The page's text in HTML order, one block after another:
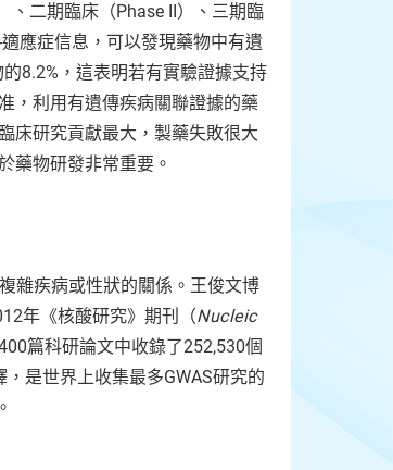
、二期臨床（Phase II）、三期臨
應症信息，可以發現藥物中有遺
8.2%，這表明若有實驗證據支持
，利用有遺傳疾病關聯證據的藥
床研究貢獻最大，製藥失敗很大
藥物研發非常重要。
雜疾病或性狀的關係。王俊文博
年《核酸研究》期刊（Nucleic
篇科研論文中收錄了252,530個
是世界上收集最多GWAS研究的